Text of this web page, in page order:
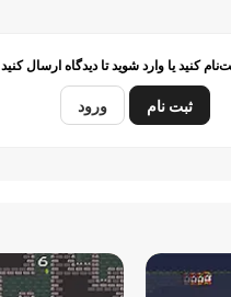
کنید یا وارد شوید تا دیدگاه ارسال کنید
ثبت نام ورود